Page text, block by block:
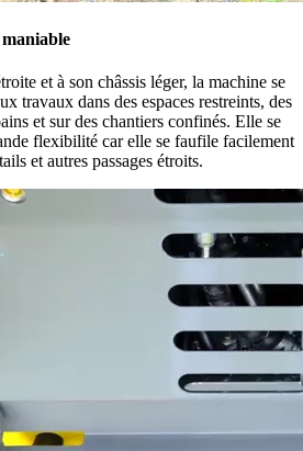
et à son châssis léger, la machine se
travaux dans des espaces restreints, des
et sur des chantiers confinés. Elle se
flexibilité car elle se faufile facilement
et autres passages étroits.